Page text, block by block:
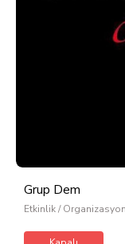
Grup Dem
Etkinlik / Organizasyon